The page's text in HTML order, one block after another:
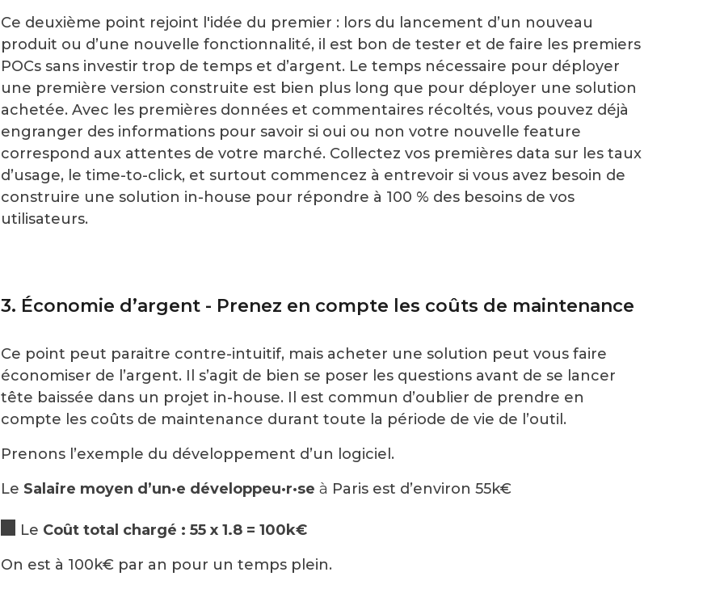
Ce deuxième point rejoint l'idée du premier : lors du lancement d’un nouveau
produit ou d’une nouvelle fonctionnalité, il est bon de tester et de faire les premiers
POCs sans investir trop de temps et d’argent. Le temps nécessaire pour déployer
une première version construite est bien plus long que pour déployer une solution
achetée. Avec les premières données et commentaires récoltés, vous pouvez déjà
engranger des informations pour savoir si oui ou non votre nouvelle feature
correspond aux attentes de votre marché. Collectez vos premières data sur les taux
d’usage, le time-to-click, et surtout commencez à entrevoir si vous avez besoin de
construire une solution in-house pour répondre à 100 % des besoins de vos
utilisateurs.
3. Économie d’argent - Prenez en compte les coûts de maintenance
Ce point peut paraitre contre-intuitif, mais acheter une solution peut vous faire
économiser de l’argent. Il s’agit de bien se poser les questions avant de se lancer
tête baissée dans un projet in-house. Il est commun d’oublier de prendre en
compte les coûts de maintenance durant toute la période de vie de l’outil.
Prenons l’exemple du développement d’un logiciel.
Le Salaire moyen d’un·e développeu·r·se à Paris est d’environ 55k€
Le Coût total chargé : 55 x 1.8 = 100k€
On est à 100k€ par an pour un temps plein.